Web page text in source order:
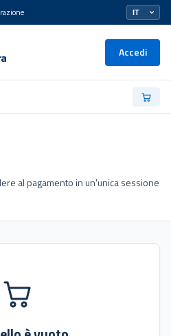
Accedi
al pagamento in un'unica sessione